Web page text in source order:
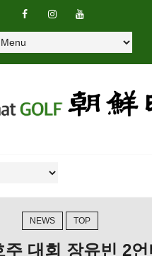
NEWS TOP
대회 장유빈 2